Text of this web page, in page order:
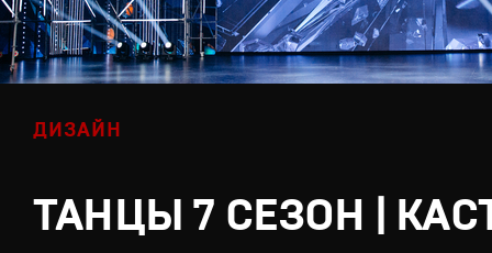
ДИЗАЙН
ТАНЦЫ 7 СЕЗОН |